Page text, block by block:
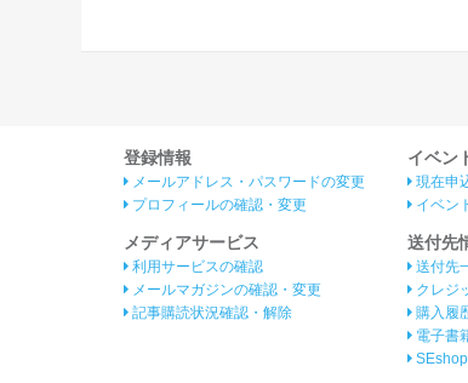
登録情報
メールアドレス・パスワードの変更
プロフィールの確認・変更
メディアサービス
利用サービスの確認
メールマガジンの確認・変更
記事購読状況確認・解除
イベン
現在申
イベン
送付先
送付先
クレジ
購入履
電子書